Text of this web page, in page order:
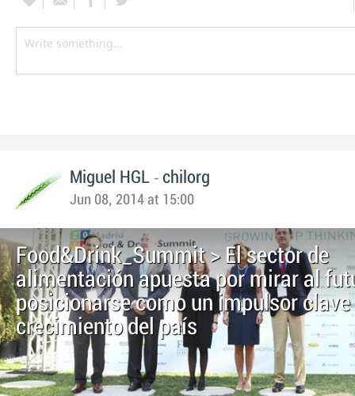
Miguel HGL - chilorg
Jun 08, 2014 at 15:00
Food&Drink_Summit > El sector de
alimentación apuesta por mirar al
posicionarse como un impulsor clave
crecimiento del país